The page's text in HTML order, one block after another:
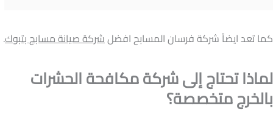
كما تعد ايضاً شركة فرسان المسابح افضلشركة صيانة مسابح بتبوك.
لماذا تحتاج إلى شركة مكافحة الحشرات
بالخرج متخصصة؟